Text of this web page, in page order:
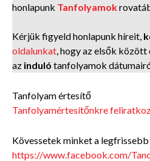
honlapunk Tanfolyamok
Kérjük figyeld honlapunk híreit,
oldalunkat , hogy az elsők
az induló tanfolyamok
Tanfolyam értesítő
Tanfolyamértesítőnkre
Kövessetek minket a
https://www.facebook.com/